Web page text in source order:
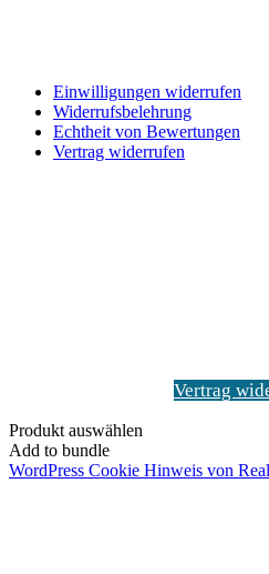
Einwilligungen widerrufen
Widerrufsbelehrung
Echtheit von Bewertungen
Vertrag widerrufen
Vertrag
Produkt auswählen
Add to bundle
WordPress Cookie Hinweis von